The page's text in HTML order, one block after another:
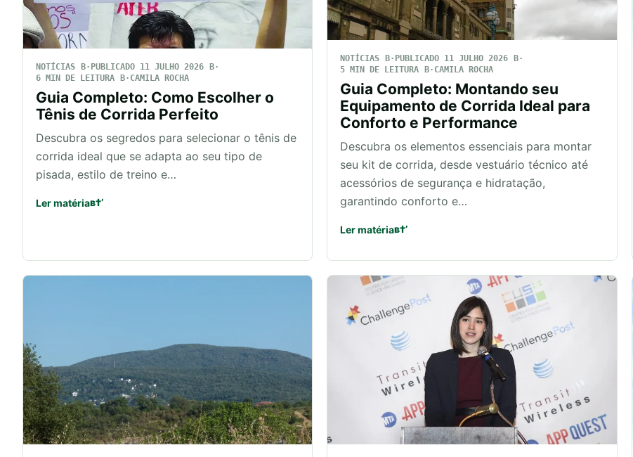
NOTÍCIAS
PUBLICADO 11 JULHO 2026
6 MIN DE LEITURA
CAMILA ROCHA
Guia Completo: Como Escolher o
Tênis de Corrida Perfeito
Descubra os segredos para selecionar o tênis de
corrida ideal que se adapta ao seu tipo de
pisada, estilo de treino e…
Ler matéria
NOTÍCIAS
PUBLICADO 11 JULHO 2026
5 MIN DE LEITURA
CAMILA ROCHA
Guia Completo: Montando seu
Equipamento de Corrida Ideal para
Conforto e Performance
Descubra os elementos essenciais para montar
seu kit de corrida, desde vestuário técnico até
acessórios de segurança e hidratação,
garantindo conforto e…
Ler matéria